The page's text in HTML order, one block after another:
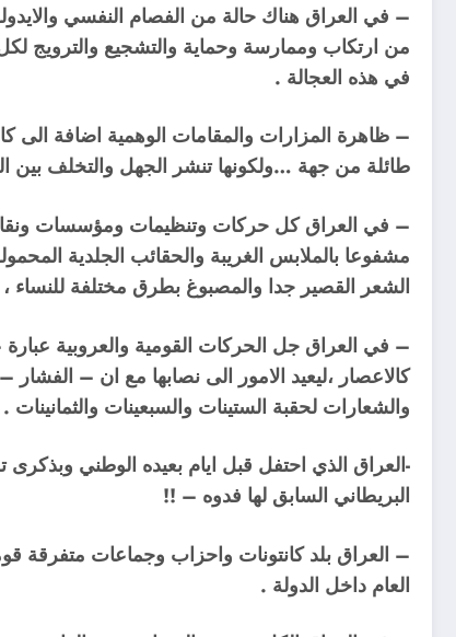
– في العراق هناك حالة من الفصام النفسي
من ارتكاب وممارسة وحماية والتشجيع والترويج
في هذه العجالة .
– ظاهرة المزارات والمقامات الوهمية اضافة الى
طائلة من جهة …ولكونها تنشر الجهل والتخلف
– في العراق كل حركات وتنظيمات ومؤسسات
مشفوعا بالملابس الغريبة والحقائب الجلدية
الشعر القصير جدا والمصبوغ بطرق مختلفة للنساء ،
– في العراق جل الحركات القومية والعروبية
كالاعصار ،ليعيد الامور الى نصابها مع ان –
والشعارات لحقبة الستينات والسبعينات والثمانينات .
-العراق الذي احتفل قبل ايام بعيده الوطني وبذكرى
البريطاني السابق لها فدوه – !!
– العراق بلد كانتونات واحزاب وجماعات متفرقة
العام داخل الدولة .